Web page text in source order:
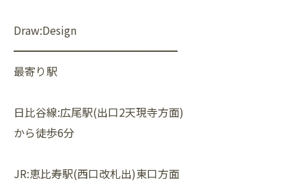
Draw:Design
━━━━━━━━━━━━━━━
最寄り駅
日比谷線:広尾駅(出口2天現寺方面)
から徒歩6分
JR:恵比寿駅(西口改札出)東口方面